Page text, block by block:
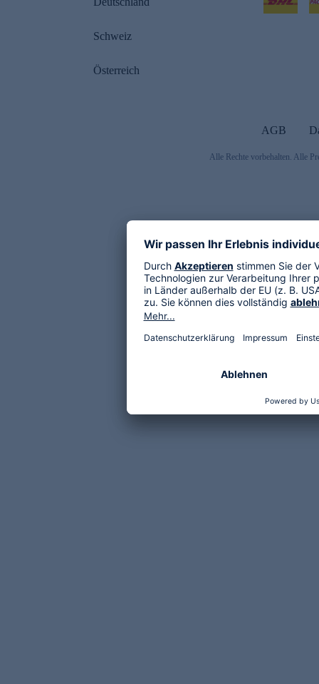
Schweiz
Österreich
AGB
Alle Rechte vorbehalten. Alle